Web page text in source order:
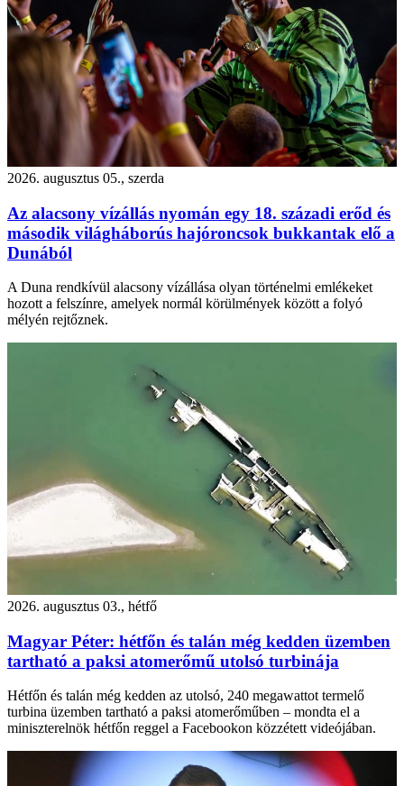
2026. augusztus 05., szerda
Az alacsony vízállás nyomán egy 18. századi erőd és
második világháborús hajóroncsok bukkantak elő a
Dunából
A Duna rendkívül alacsony vízállása olyan történelmi emlékeket
hozott a felszínre, amelyek normál körülmények között a folyó
mélyén rejtőznek.
2026. augusztus 03., hétfő
Magyar Péter: hétfőn és talán még kedden üzemben
tartható a paksi atomerőmű utolsó turbinája
Hétfőn és talán még kedden az utolsó, 240 megawattot termelő
turbina üzemben tartható a paksi atomerőműben – mondta el a
miniszterelnök hétfőn reggel a Facebookon közzétett videójában.